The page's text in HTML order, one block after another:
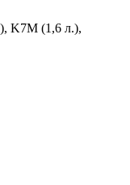
K7M (1,6 л.),